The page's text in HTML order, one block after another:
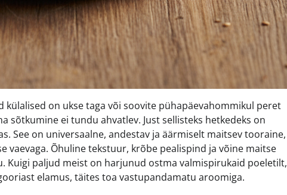
on ukse taga või soovite pühapäevahommikul peret
sõtkumine ei tundu ahvatlev. Just sellisteks hetkedeks on
See on universaalne, andestav ja äärmiselt maitsev tooraine,
Õhuline tekstuur, krõbe pealispind ja võine maitse
Kuigi paljud meist on harjunud ostma valmispirukaid poeletilt,
elamus, täites toa vastupandamatu aroomiga.